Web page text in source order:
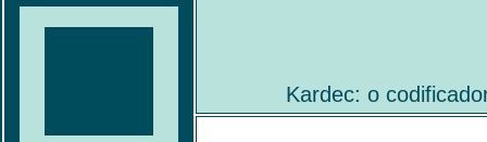
Kardec: o